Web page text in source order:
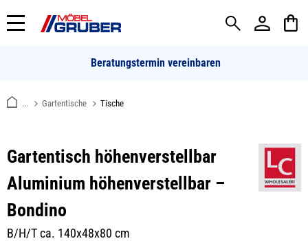
springen
Beratungstermin vereinbaren
... Gartentische Tische
Gartentisch höhenverstellbar
Aluminium höhenverstellbar –
Bondino
B/H/T ca. 140x48x80 cm